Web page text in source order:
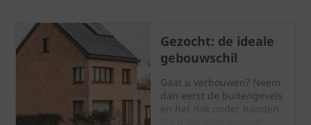
Gezocht: de ideale
gebouwschil
Gaat u verbouwen? Neem
dan eerst de buitengevels
en het dak onder handen.